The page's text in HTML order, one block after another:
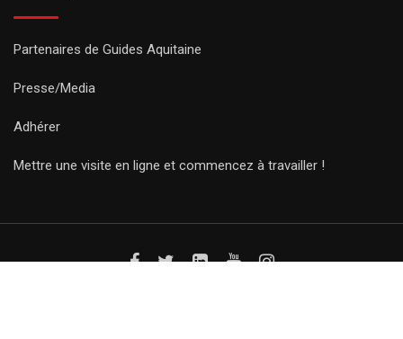
Partenaires de Guides Aquitaine
Presse/Media
Adhérer
Mettre une visite en ligne et commencez à travailler !